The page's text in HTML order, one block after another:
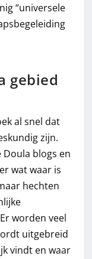
“universele
gebied
al snel dat
zijn.
Doula blogs en
wat waar is
hechten
worden veel
uitgebreid
vindt en waar